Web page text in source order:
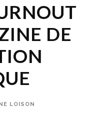
DE
LOISON